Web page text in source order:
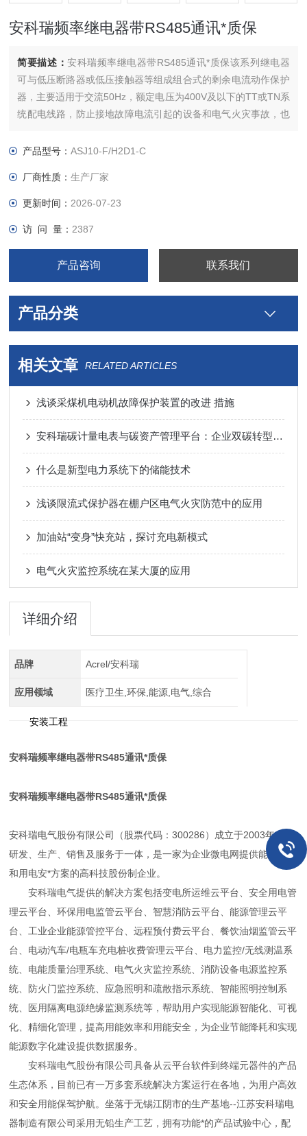
安科瑞频率继电器带RS485通讯*质保
简要描述：安科瑞频率继电器带RS485通讯*质保该系列继电器
可与低压断路器或低压接触器等组成组合式的剩余电流动作保护
器，主要适用于交流50Hz，额定电压为400V及以下的TT或TN系
统配电线路，防止接地故障电流引起的设备和电气火灾事故，也
产品型号：ASJ10-F/H2D1-C
厂商性质：生产厂家
更新时间： 2026-07-23
访 问 量： 2387
产品咨询 联系我们
产品分类
相关文章 RELATED ARTICLES
浅谈采煤机电动机故障保护装置的改进 措施
安科瑞碳计量电表与碳资产管理平台：企业双碳转型的智能中枢
什么是新型电力系统下的储能技术
浅谈限流式保护器在棚户区电气火灾防范中的应用
加油站“变身”快充站，探讨充电新模式
电气火灾监控系统在某大厦的应用
详细介绍
品牌 Acrel/安科瑞
应用领域 医疗卫生,环保,能源,电气,综合
安装工程
安科瑞频率继电器带RS485通讯*质保
安科瑞频率继电器带RS485通讯*质保
安科瑞电气股份有限公司（股票代码：300286）成立于2003年，集
研发、生产、销售及服务于一体，是一家为企业微电网提供能效管理
和用电安*方案的高科技股份制企业。
安科瑞电气提供的解决方案包括变电所运维云平台、安全用电管
理云平台、环保用电监管云平台、智慧消防云平台、能源管理云平
台、工业企业能源管控平台、远程预付费云平台、餐饮油烟监管云平
台、电动汽车/电瓶车充电桩收费管理云平台、电力监控/无线测温系
统、电能质量治理系统、电气火灾监控系统、消防设备电源监控系
统、防火门监控系统、应急照明和疏散指示系统、智能照明控制系
统、医用隔离电源绝缘监测系统等，帮助用户实现能源智能化、可视
化、精细化管理，提高用能效率和用能安全，为企业节能降耗和实现
能源数字化建设提供数据服务。
安科瑞电气股份有限公司具备从云平台软件到终端元器件的产品
生态体系，目前已有一万多套系统解决方案运行在各地，为用户高效
和安全用能保驾护航。坐落于无锡江阴市的生产基地--江苏安科瑞电
器制造有限公司采用无铅生产工艺，拥有功能*的产品试验中心，配